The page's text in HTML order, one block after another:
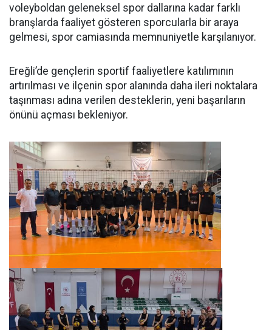
voleyboldan geleneksel spor dallarına kadar farklı
branşlarda faaliyet gösteren sporcularla bir araya
gelmesi, spor camiasında memnuniyetle karşılanıyor.
Ereğli’de gençlerin sportif faaliyetlere katılımının
artırılması ve ilçenin spor alanında daha ileri noktalara
taşınması adına verilen desteklerin, yeni başarıların
önünü açması bekleniyor.